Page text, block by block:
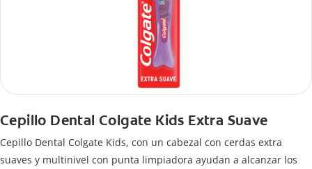
Cepillo Dental Colgate Kids Extra Suave
Cepillo Dental Colgate Kids, con un cabezal con cerdas extra
suaves y multinivel con punta limpiadora ayudan a alcanzar los